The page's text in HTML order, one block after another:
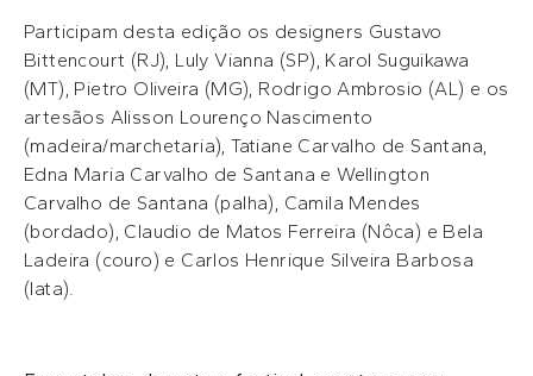
Participam desta edição os designers Gustavo
Bittencourt (RJ), Luly Vianna (SP), Karol Suguikawa
(MT), Pietro Oliveira (MG), Rodrigo Ambrosio (AL) e os
artesãos Alisson Lourenço Nascimento
(madeira/marchetaria), Tatiane Carvalho de Santana,
Edna Maria Carvalho de Santana e Wellington
Carvalho de Santana (palha), Camila Mendes
(bordado), Claudio de Matos Ferreira (Nôca) e Bela
Ladeira (couro) e Carlos Henrique Silveira Barbosa
(lata).